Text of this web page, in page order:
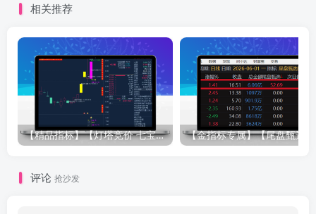
相关推荐
【精品指标】【灯塔竞价 七宝妙树 资金1号 龙年1号池】四合一完整版（众筹系列）
评论 抢沙发